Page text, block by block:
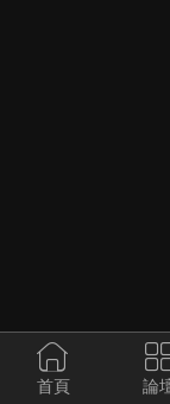
首頁 論